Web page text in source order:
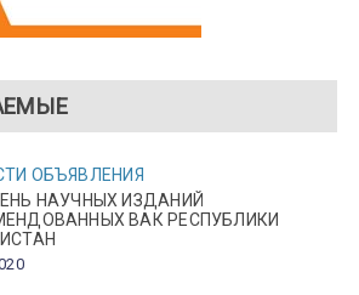
ОБЪЯВЛЕНИЯ
НАУЧНЫХ ИЗДАНИЙ
ВАК РЕСПУБЛИКИ